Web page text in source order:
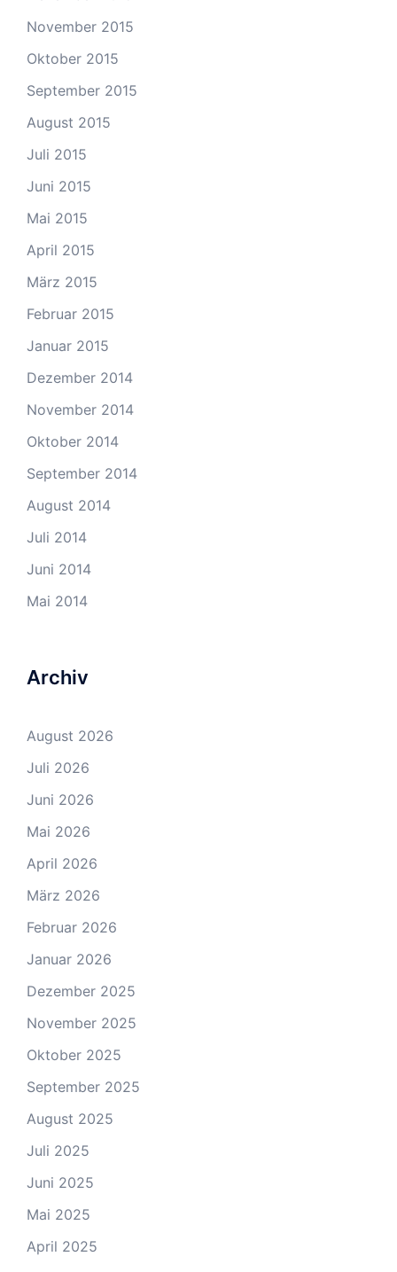
November 2015
Oktober 2015
September 2015
August 2015
Juli 2015
Juni 2015
Mai 2015
April 2015
März 2015
Februar 2015
Januar 2015
Dezember 2014
November 2014
Oktober 2014
September 2014
August 2014
Juli 2014
Juni 2014
Mai 2014
Archiv
August 2026
Juli 2026
Juni 2026
Mai 2026
April 2026
März 2026
Februar 2026
Januar 2026
Dezember 2025
November 2025
Oktober 2025
September 2025
August 2025
Juli 2025
Juni 2025
Mai 2025
April 2025